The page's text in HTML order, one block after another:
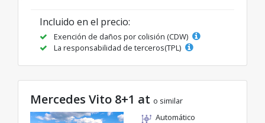
Incluido en el precio:
Exención de daños por colisión (CDW)
La responsabilidad de terceros(TPL)
Mercedes Vito 8+1 at o similar
Automático